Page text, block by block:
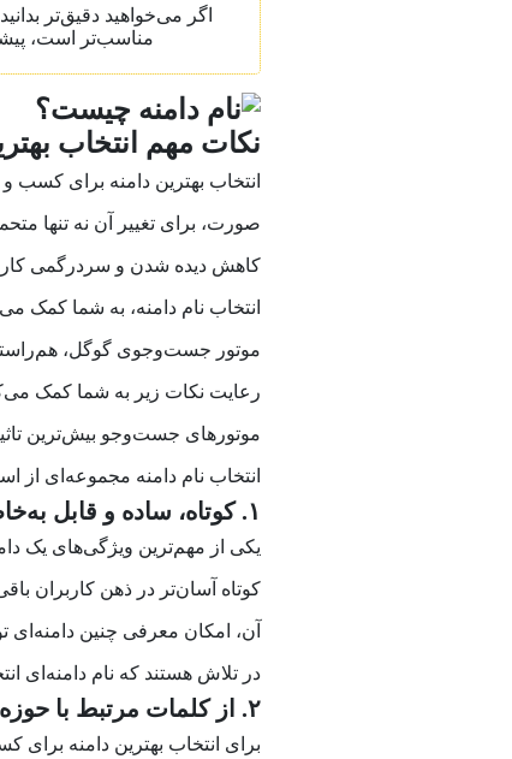
اگر می‌خواهید دقیق‌تر
مناسب‌تر است،
نکات مهم انتخاب
انتخاب بهترین دامنه برای
صورت، برای تغییر آن نه تنها
کاهش دیده شدن و سردرگمی
انتخاب نام دامنه، به شما کمک
موتور جست‌وجوی گوگل،
رعایت نکات زیر به شما کمک
موتورهای جست‌وجو بیش‌ترین
انتخاب نام دامنه مجموعه‌ای از
۱. کوتاه، ساده و قابل به‌خاطر سپردن باشد
یکی از مهم‌ترین ویژگی‌های یک
کوتاه آسان‌تر در ذهن کاربران
آن، امکان معرفی چنین
در تلاش هستند که نام دامنه‌ای
۲. از کلمات مرتبط با حوزه فعالیت خود استفاده کنید
برای انتخاب بهترین دامنه